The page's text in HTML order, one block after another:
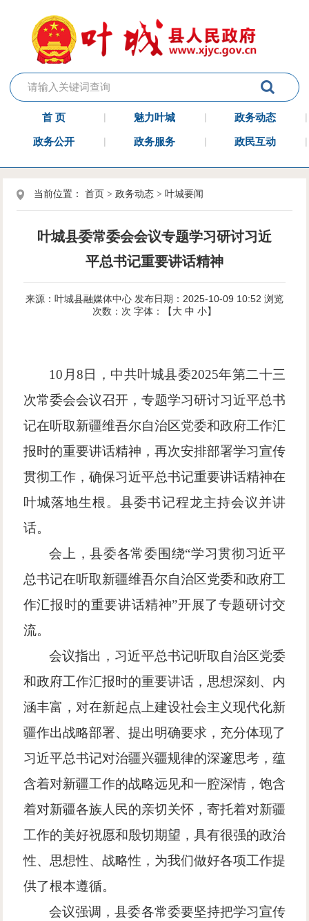
首 页 魅力叶城 政务动态
政务公开 政务服务 政民互动
当前位置：首页 >政务动态 >叶城要闻
叶城县委常委会会议专题学习研讨习近
平总书记重要讲话精神
来源：叶城县融媒体中心 发布日期：2025-10-09 10:52 浏览
次数： 次 字体：【大 中 小】
10月8日，中共叶城县委2025年第二十三
次常委会会议召开，专题学习研讨习近平总书
记在听取新疆维吾尔自治区党委和政府工作汇
报时的重要讲话精神，再次安排部署学习宣传
贯彻工作，确保习近平总书记重要讲话精神在
叶城落地生根。县委书记程龙主持会议并讲
话。
会上，县委各常委围绕“学习贯彻习近平
总书记在听取新疆维吾尔自治区党委和政府工
作汇报时的重要讲话精神”开展了专题研讨交
流。
会议指出，习近平总书记听取自治区党委
和政府工作汇报时的重要讲话，思想深刻、内
涵丰富，对在新起点上建设社会主义现代化新
疆作出战略部署、提出明确要求，充分体现了
习近平总书记对治疆兴疆规律的深邃思考，蕴
含着对新疆工作的战略远见和一腔深情，饱含
着对新疆各族人民的亲切关怀，寄托着对新疆
工作的美好祝愿和殷切期望，具有很强的政治
性、思想性、战略性，为我们做好各项工作提
供了根本遵循。
会议强调，县委各常委要坚持把学习宣传